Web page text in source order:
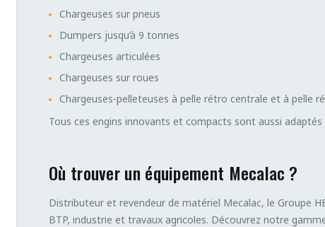
Chargeuses sur pneus
Dumpers jusqu’à 9 tonnes
Chargeuses articulées
Chargeuses sur roues
Chargeuses-pelleteuses à pelle rétro centrale et à pelle
Tous ces engins innovants et compacts sont aussi
Où trouver un équipement Mecalac ?
Distributeur et revendeur de matériel Mecalac, le Groupe
BTP, industrie et travaux agricoles. Découvrez notre